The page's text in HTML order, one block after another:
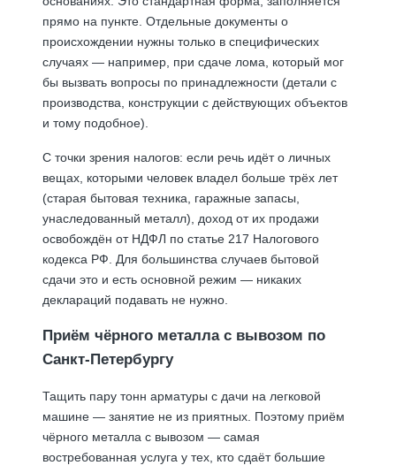
прямо на пункте. Отдельные документы о
происхождении нужны только в специфических
случаях — например, при сдаче лома, который мог
бы вызвать вопросы по принадлежности (детали с
производства, конструкции с действующих объектов
и тому подобное).
С точки зрения налогов: если речь идёт о личных
вещах, которыми человек владел больше трёх лет
(старая бытовая техника, гаражные запасы,
унаследованный металл), доход от их продажи
освобождён от НДФЛ по статье 217 Налогового
кодекса РФ. Для большинства случаев бытовой
сдачи это и есть основной режим — никаких
деклараций подавать не нужно.
Приём чёрного металла с вывозом по
Санкт-Петербургу
Тащить пару тонн арматуры с дачи на легковой
машине — занятие не из приятных. Поэтому приём
чёрного металла с вывозом — самая
востребованная услуга у тех, кто сдаёт большие